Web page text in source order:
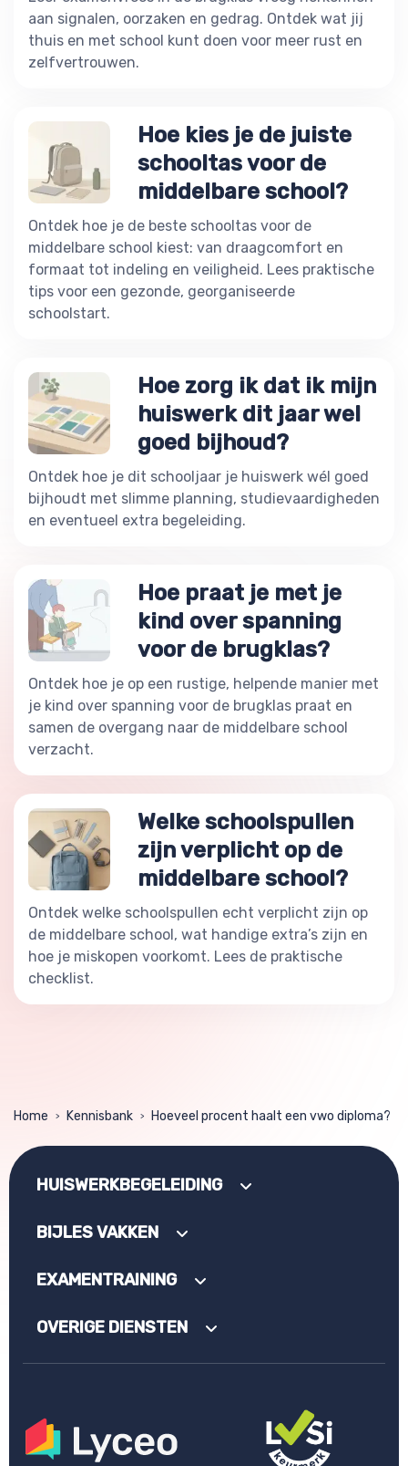
aan signalen, oorzaken en gedrag. Ontdek wat jij
thuis en met school kunt doen voor meer rust en
zelfvertrouwen.
Hoe kies je de juiste
schooltas voor de
middelbare school?
Ontdek hoe je de beste schooltas voor de
middelbare school kiest: van draagcomfort en
formaat tot indeling en veiligheid. Lees praktische
tips voor een gezonde, georganiseerde
schoolstart.
Hoe zorg ik dat ik mijn
huiswerk dit jaar wel
goed bijhoud?
Ontdek hoe je dit schooljaar je huiswerk wél goed
bijhoudt met slimme planning, studievaardigheden
en eventueel extra begeleiding.
Hoe praat je met je
kind over spanning
voor de brugklas?
Ontdek hoe je op een rustige, helpende manier met
je kind over spanning voor de brugklas praat en
samen de overgang naar de middelbare school
verzacht.
Welke schoolspullen
zijn verplicht op de
middelbare school?
Ontdek welke schoolspullen echt verplicht zijn op
de middelbare school, wat handige extra’s zijn en
hoe je miskopen voorkomt. Lees de praktische
checklist.
Home > Kennisbank > Hoeveel procent haalt een vwo diploma?
HUISWERKBEGELEIDING
BIJLES VAKKEN
EXAMENTRAINING
OVERIGE DIENSTEN